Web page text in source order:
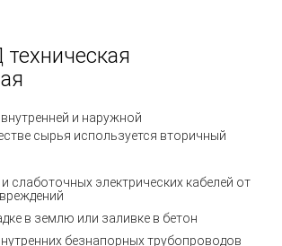
и наружной
сырья используется вторичный
слаботочных электрических кабелей от
в землю или заливке в бетон
безнапорных трубопроводов